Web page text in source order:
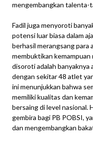
mengembangkan talenta-
Fadil juga menyoroti
potensi luar biasa dalam
berhasil merangsang
membuktikan
disoroti adalah
dengan sekitar 48 atlet
ini menunjukkan bahwa
memiliki kualitas dan
bersaing di level nasional.
gembira bagi PB POBSI,
dan mengembangkan